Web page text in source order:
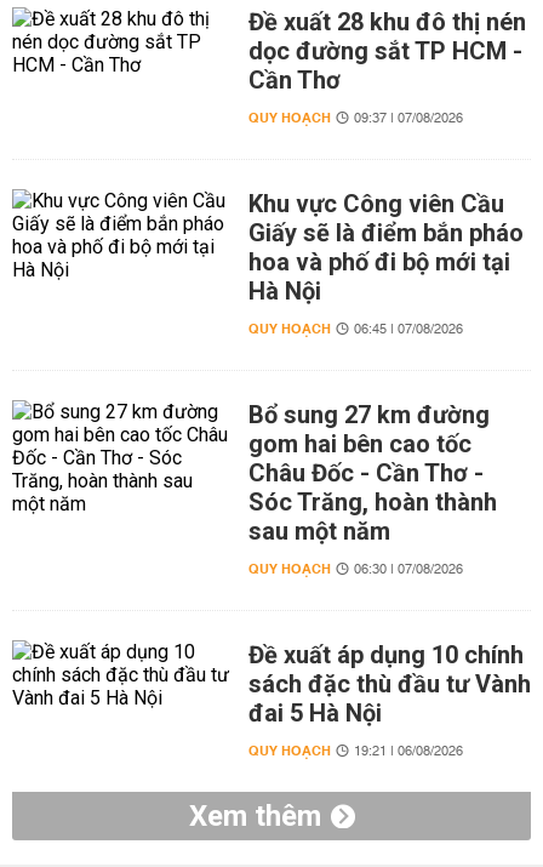
Đề xuất 28 khu đô thị nén
dọc đường sắt TP HCM -
Cần Thơ
QUY HOẠCH 09:37 | 07/08/2026
Khu vực Công viên Cầu
Giấy sẽ là điểm bắn pháo
hoa và phố đi bộ mới tại
Hà Nội
QUY HOẠCH 06:45 | 07/08/2026
Bổ sung 27 km đường
gom hai bên cao tốc
Châu Đốc - Cần Thơ -
Sóc Trăng, hoàn thành
sau một năm
QUY HOẠCH 06:30 | 07/08/2026
Đề xuất áp dụng 10 chính
sách đặc thù đầu tư Vành
đai 5 Hà Nội
QUY HOẠCH 19:21 | 06/08/2026
Xem thêm